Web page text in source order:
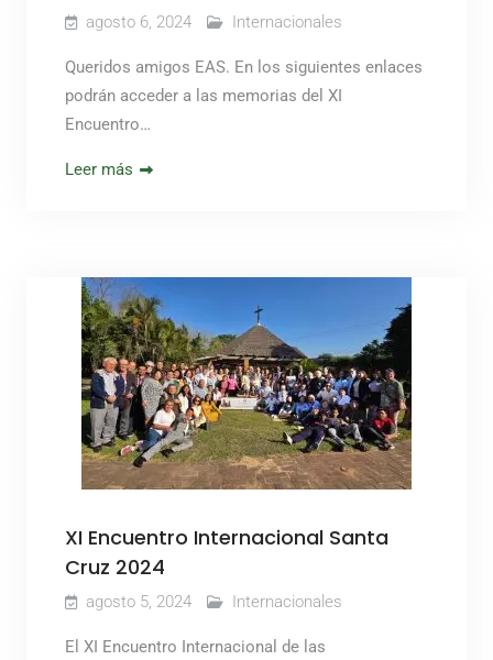
agosto 6, 2024 Internacionales
Queridos amigos EAS. En los siguientes enlaces
podrán acceder a las memorias del XI
Encuentro…
Leer más
XI Encuentro Internacional Santa
Cruz 2024
agosto 5, 2024 Internacionales
El XI Encuentro Internacional de las